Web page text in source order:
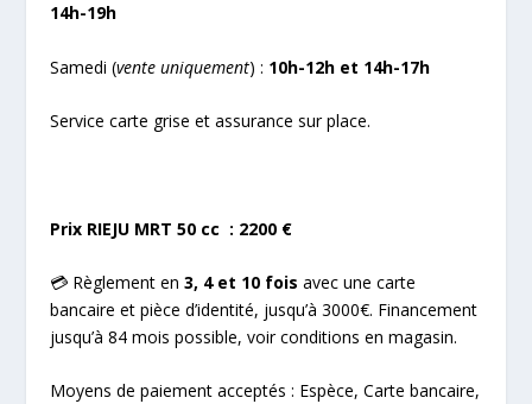
14h-19h
Samedi (vente uniquement) : 10h-12h et 14h-17h
Service carte grise et assurance sur place.
Prix RIEJU MRT 50 cc : 2200 €
💳 Règlement en 3, 4 et 10 fois avec une carte
bancaire et pièce d’identité, jusqu’à 3000€. Financement
jusqu’à 84 mois possible, voir conditions en magasin.
Moyens de paiement acceptés : Espèce, Carte bancaire,